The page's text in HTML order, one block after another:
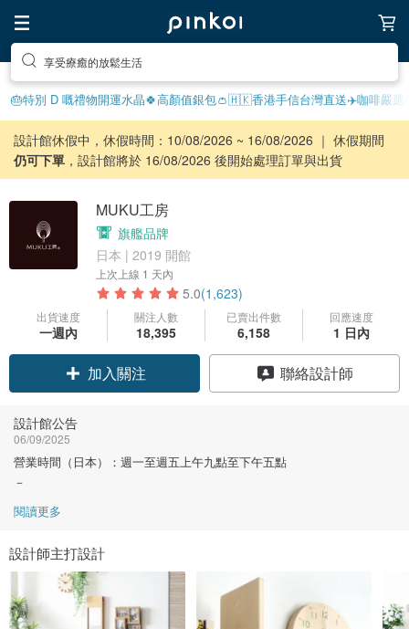
去尋找靈感吧
🎂特別 D 嘅禮物開運水晶🍀高顏值銀包👛🇭🇰香港手信台灣直送✈️咖啡嚴選
設計館休假中，休假時間：10/08/2026 ~ 16/08/2026 ｜ 休假期間
仍可下單 ，設計館將於 16/08/2026 後開始處理訂單與出貨
MUKU工房
旗艦品牌
日本 | 2019 開館
上次上線 1 天內
5.0(1,623)
出貨速度
一週內
關注人數
18,395
已賣出件數
6,158
回應速度
1 日內
加入關注 聯絡設計師
設計館公告
06/09/2025
營業時間（日本）：週一至週五上午九點至下午五點
－
閱讀更多
設計師主打設計